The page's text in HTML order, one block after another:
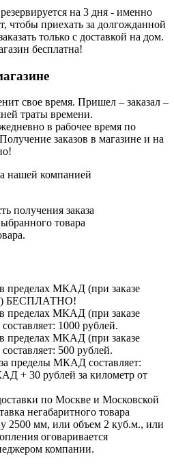
на 3 дня - именно
чтобы приехать за долгожданной
только с доставкой на дом.
бесплатна!
свое время. Пришел – заказал –
траты времени.
в рабочее время по
заказов в магазине и на
нашей компанией
получения заказа
товара
пределах МКАД (при заказе
БЕСПЛАТНО!
пределах МКАД (при заказе
1000 рублей.
пределах МКАД (при заказе
500 рублей.
пределы МКАД составляет:
+ 30 рублей за километр от
по Москве и Московской
негабаритного товара
2500 мм, или объем 2 куб.м., или
оговаривается
компании.